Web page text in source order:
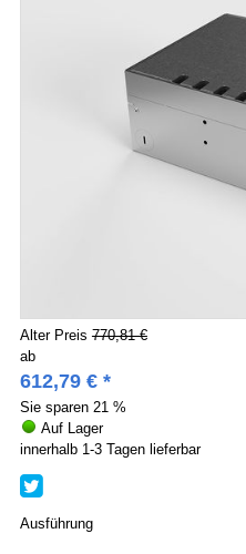
Alter Preis 770,81 €
ab
612,79 €*
Sie sparen 21 %
Auf Lager
innerhalb 1-3 Tagen lieferbar
Ausführung